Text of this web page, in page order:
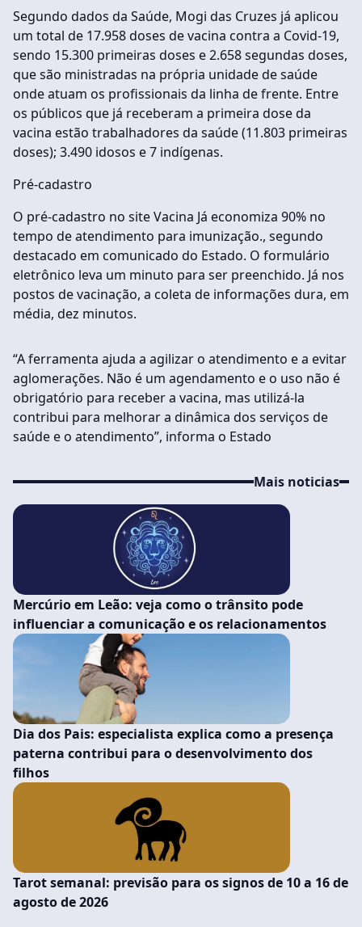
Segundo dados da Saúde, Mogi das Cruzes já aplicou
um total de 17.958 doses de vacina contra a Covid-19,
sendo 15.300 primeiras doses e 2.658 segundas doses,
que são ministradas na própria unidade de saúde
onde atuam os profissionais da linha de frente. Entre
os públicos que já receberam a primeira dose da
vacina estão trabalhadores da saúde (11.803 primeiras
doses); 3.490 idosos e 7 indígenas.
Pré-cadastro
O pré-cadastro no site Vacina Já economiza 90% no
tempo de atendimento para imunização., segundo
destacado em comunicado do Estado. O formulário
eletrônico leva um minuto para ser preenchido. Já nos
postos de vacinação, a coleta de informações dura, em
média, dez minutos.
“A ferramenta ajuda a agilizar o atendimento e a evitar
aglomerações. Não é um agendamento e o uso não é
obrigatório para receber a vacina, mas utilizá-la
contribui para melhorar a dinâmica dos serviços de
saúde e o atendimento”, informa o Estado
Mais noticias
Mercúrio em Leão: veja como o trânsito pode
influenciar a comunicação e os relacionamentos
Dia dos Pais: especialista explica como a presença
paterna contribui para o desenvolvimento dos
filhos
Tarot semanal: previsão para os signos de 10 a 16 de
agosto de 2026